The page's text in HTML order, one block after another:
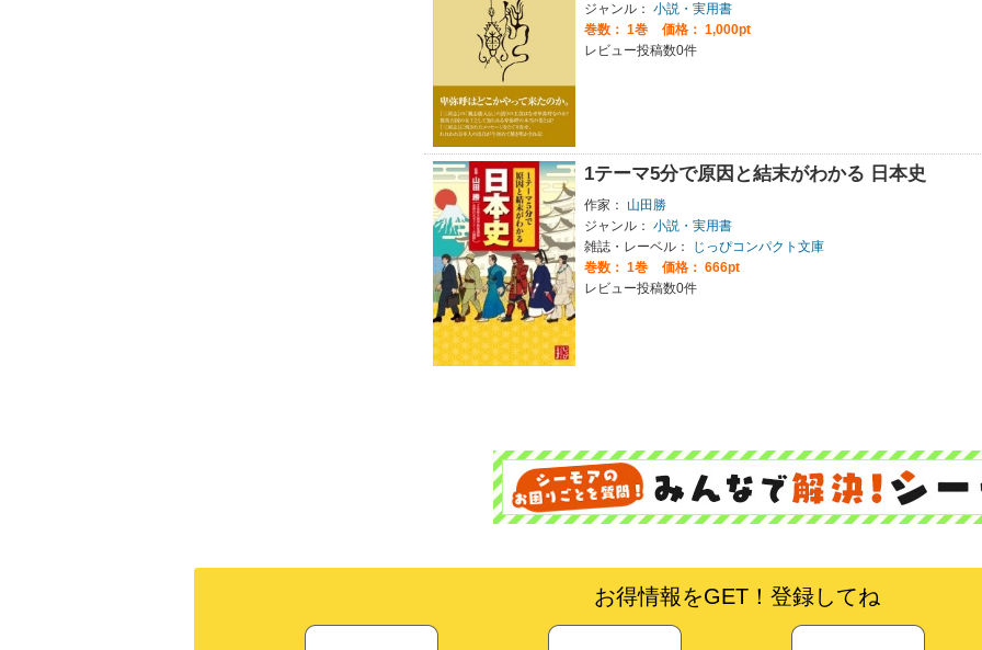
ジャンル： 小説・実用書
巻数： 1巻
価格： 1,000pt
レビュー投稿数0件
1テーマ5分で原因と結末がわかる 日本史
作家：
山田勝
ジャンル： 小説・実用書
雑誌・レーベル：
じっぴコンパクト文庫
巻数： 1巻
価格： 666pt
レビュー投稿数0件
お得情報をGET！登録してね